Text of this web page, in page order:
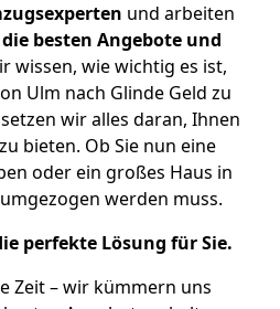
und arbeiten
die besten Angebote und
wissen, wie wichtig es ist,
Ulm nach Glinde Geld zu
wir alles daran, Ihnen
bieten. Ob Sie nun eine
oder ein großes Haus in
werden muss.
perfekte Lösung für Sie.
Zeit – wir kümmern uns